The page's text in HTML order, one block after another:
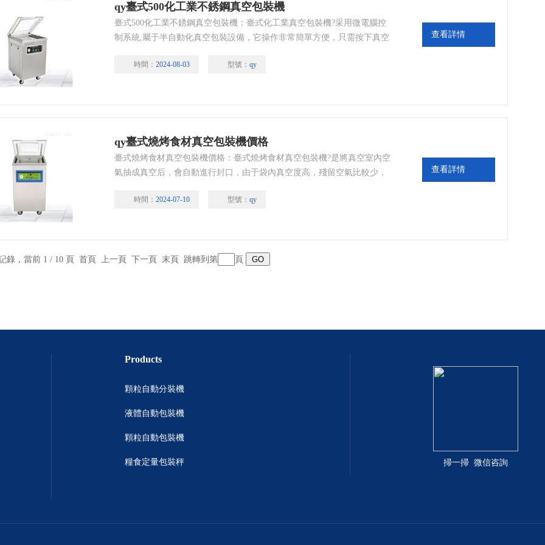
qy臺式500化工業不銹鋼真空包裝機
臺式500化工業不銹鋼真空包裝機：臺式化工業真空包裝機?采用微電腦控
制系統,屬于半自動化真空包裝設備，它操作非常簡單方便，只需按下真空
時間： 2024-08-03 型號： qy
查看詳情
qy臺式燒烤食材真空包裝機價格
臺式燒烤食材真空包裝機價格：臺式燒烤食材真空包裝機?是將真空室內空
氣抽成真空后，會自動進行封口，由于袋內真空度高，殘留空氣比較少，
存或保鮮期限。
時間： 2024-07-10 型號： qy
查看詳情
錄，當前 1 / 10 頁 首頁 上一頁 下一頁 末頁 跳轉到第 頁
Products
顆粒自動分裝機
液體自動包裝機
顆粒自動包裝機
糧食定量包裝秤 掃一掃 微信咨詢